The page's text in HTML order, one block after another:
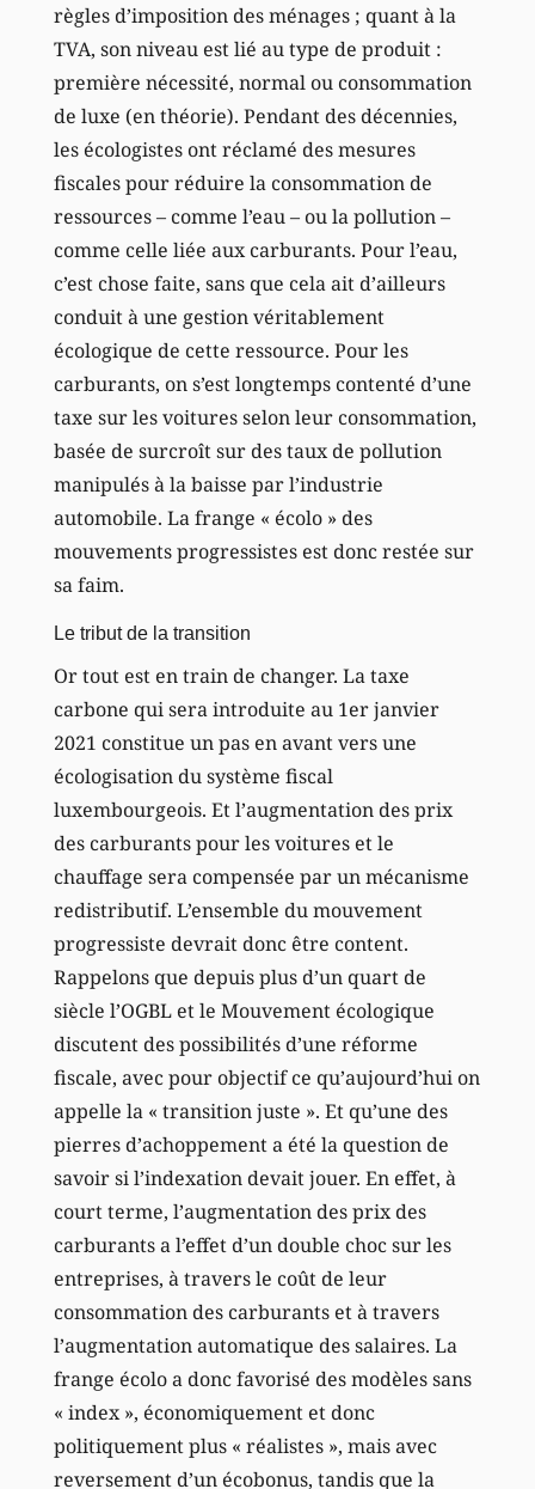
règles d’imposition des ménages ; quant à la
TVA, son niveau est lié au type de produit :
première nécessité, normal ou consommation
de luxe (en théorie). Pendant des décennies,
les écologistes ont réclamé des mesures
fiscales pour réduire la consommation de
ressources – comme l’eau – ou la pollution –
comme celle liée aux carburants. Pour l’eau,
c’est chose faite, sans que cela ait d’ailleurs
conduit à une gestion véritablement
écologique de cette ressource. Pour les
carburants, on s’est longtemps contenté d’une
taxe sur les voitures selon leur consommation,
basée de surcroît sur des taux de pollution
manipulés à la baisse par l’industrie
automobile. La frange « écolo » des
mouvements progressistes est donc restée sur
sa faim.
Le tribut de la transition
Or tout est en train de changer. La taxe
carbone qui sera introduite au 1er janvier
2021 constitue un pas en avant vers une
écologisation du système fiscal
luxembourgeois. Et l’augmentation des prix
des carburants pour les voitures et le
chauffage sera compensée par un mécanisme
redistributif. L’ensemble du mouvement
progressiste devrait donc être content.
Rappelons que depuis plus d’un quart de
siècle l’OGBL et le Mouvement écologique
discutent des possibilités d’une réforme
fiscale, avec pour objectif ce qu’aujourd’hui on
appelle la « transition juste ». Et qu’une des
pierres d’achoppement a été la question de
savoir si l’indexation devait jouer. En effet, à
court terme, l’augmentation des prix des
carburants a l’effet d’un double choc sur les
entreprises, à travers le coût de leur
consommation des carburants et à travers
l’augmentation automatique des salaires. La
frange écolo a donc favorisé des modèles sans
« index », économiquement et donc
politiquement plus « réalistes », mais avec
reversement d’un écobonus, tandis que la